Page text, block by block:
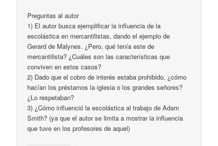
Preguntas al autor
1) El autor busca ejemplificar la influencia de la
escolástica en mercantilistas, dando el ejemplo de
Gerard de Malynes. ¿Pero, qué tenía este de
mercantilista? ¿Cuáles son las características que
conviven en estos casos?
2) Dado que el cobro de interés estaba prohibido, ¿cómo
hacían los préstamos la iglesia o los grandes señores?
¿Lo respetaban?
3) ¿Cómo influenció la escolástica al trabajo de Adam
Smith? (ya que el autor se limita a mostrar la influencia
que tuve en los profesores de aquel)